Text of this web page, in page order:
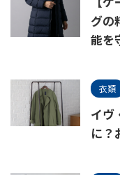
グの
能を
衣類
イヴ
に？